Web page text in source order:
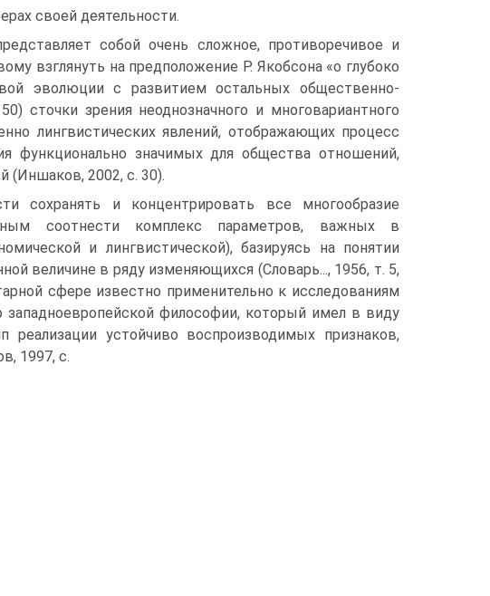
своей деятельности.
собой очень сложное, противоречивое и
взглянуть на предположение Р. Якобсона «о глубоко
эволюции с развитием остальных общественно-
сточки зрения неоднозначного и многовариантного
лингвистических явлений, отображающих процесс
функционально значимых для общества отношений,
(Иншаков, 2002, с. 30).
сохранять и концентрировать все многообразие
соотнести комплекс параметров, важных в
и лингвистической), базируясь на понятии
величине в ряду изменяющихся (Словарь..., 1956, т. 5,
сфере известно применительно к исследованиям
западноевропейской философии, который имел в виду
устойчиво воспроизводимых признаков,
1997, с.